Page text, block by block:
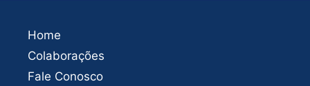
Home
Colaborações
Fale Conosco